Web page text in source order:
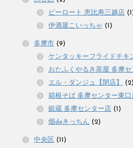
ピーロート 恵比寿三越店
伊酒屋こいっちゃ (1)
多摩市 (9)
ケンタッキーフライドチキ
おたふくやるき茶屋 多摩セ
エル・ダンジュ【閉店】
(2)
箱根そば 多摩センター東口
銀蔵 多摩センター店 (1)
畑deきっちん (2)
中央区 (11)